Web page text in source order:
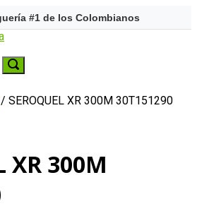
#1 de los Colombianos
Search
/ SEROQUEL XR 300M 30T151290
XR 300M